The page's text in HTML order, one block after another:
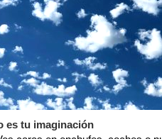
es tu imaginación